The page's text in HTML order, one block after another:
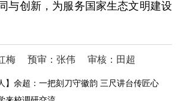
与创新，为服务国家生态文明建设
梅 预审：张伟 审核：田超
】余超：一把刻刀守徽韵 三尺讲台传匠心